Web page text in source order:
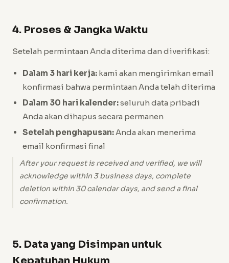
4. Proses & Jangka Waktu
Setelah permintaan Anda diterima dan diverifikasi:
Dalam 3 hari kerja: kami akan mengirimkan email
konfirmasi bahwa permintaan Anda telah diterima
Dalam 30 hari kalender:seluruh data pribadi
Anda akan dihapus secara permanen
Setelah penghapusan:Anda akan menerima
email konfirmasi final
After your request is received and verified, we will
acknowledge within 3 business days, complete
deletion within 30 calendar days, and send a final
confirmation.
5. Data yang Disimpan untuk